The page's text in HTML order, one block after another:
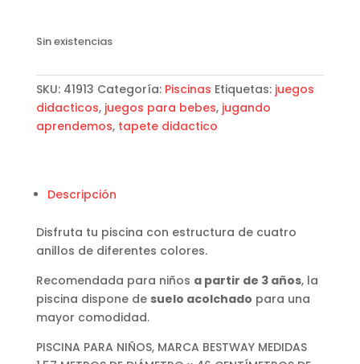
Sin existencias
SKU: 41913 Categoría: Piscinas Etiquetas: juegos
didacticos, juegos para bebes, jugando
aprendemos, tapete didactico
Descripción
Disfruta tu piscina con estructura de cuatro
anillos de diferentes colores.
Recomendada para niños a partir de 3 años, la
piscina dispone de suelo acolchado para una
mayor comodidad.
PISCINA PARA NIÑOS, MARCA BESTWAY MEDIDAS